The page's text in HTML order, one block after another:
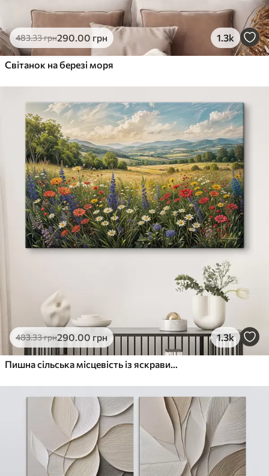
483.33грн290.00 грн 1.3k
Світанок на березі моря
483.33грн290.00 грн 1.3k
Пишна сільська місцевість із яскравим лугом диких квітів, наповненим різнокольоровими квітами під хмарним небом